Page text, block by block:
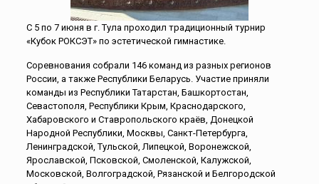
С 5 по 7 июня в г. Тула проходил традиционный турнир
«Кубок РОКСЭТ» по эстетической гимнастике.
Соревнования собрали 146 команд из разных регионов
России, а также Республики Беларусь. Участие приняли
команды из Республики Татарстан, Башкортостан,
Севастополя, Республики Крым, Краснодарского,
Хабаровского и Ставропольского краёв, Донецкой
Народной Республики, Москвы, Санкт-Петербурга,
Ленинградской, Тульской, Липецкой, Воронежской,
Ярославской, Псковской, Смоленской, Калужской,
Московской, Волгоградской, Рязанской и Белгородской